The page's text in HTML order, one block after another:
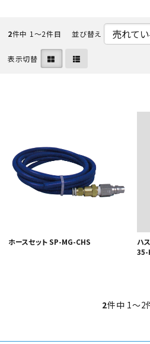
person 会員登録
カテゴリから選ぶ
ガレージ機器
2件中 1〜2件目 並び替え
表示切替
ホースセット SP-MG-CHS
ハ
35-
2件中 1〜2